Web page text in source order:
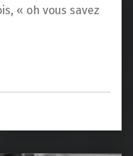
« oh vous savez